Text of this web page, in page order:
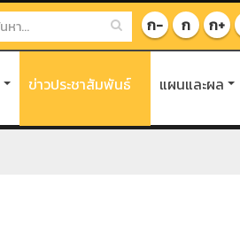
ก- ก ก+
ข่าวประชาสัมพันธ์ แผนและผล